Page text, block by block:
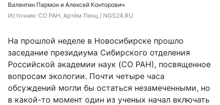
Валентин Пармон и Алексей Конторович
Источник: СО РАН, Артём Ленц / NGS24.RU
На прошлой неделе в Новосибирске прошло
заседание президиума Сибирского отделения
Российской академии наук (СО РАН), посвященное
вопросам экологии. Почти четыре часа
обсуждений могли бы остаться незамеченными, но
в какой-то момент один из ученых начал включать